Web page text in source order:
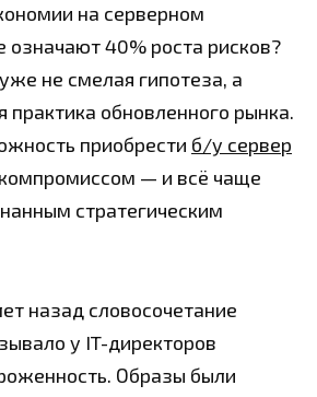
на серверном
означают 40% роста рисков?
не смелая гипотеза, а
обновленного рынка.
приобрести б/у сервер
— и всё чаще
стратегическим
назад словосочетание
у IT-директоров
Образы были